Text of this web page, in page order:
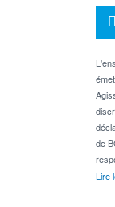
de
Lire